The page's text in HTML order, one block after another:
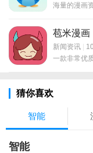
海量的漫画
苞米漫画
新闻资讯 |
一款非常优
猜你喜欢
智能
智能